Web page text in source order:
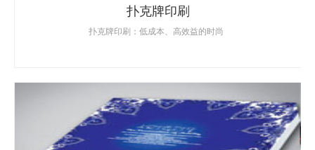
扑克牌印刷
扑克牌印刷：低成本、高效益的时尚